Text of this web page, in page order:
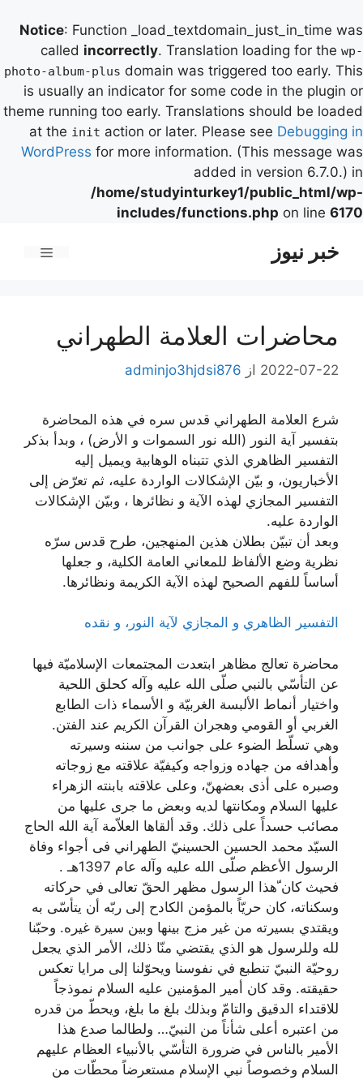
Notice: Function _load_textdomain_just_in_time was
called incorrectly. Translation loading for the wp-
photo-album-plus domain was triggered too early. This
is usually an indicator for some code in the plugin or
theme running too early. Translations should be loaded
at the init action or later. Please see Debugging in
WordPress for more information. (This message was
added in version 6.7.0.) in
/home/studyinturkey1/public_html/wp-
includes/functions.php on line 6170
خبر نیوز
محاضرات العلامة الطهراني
2022-07-22 از adminjo3hjdsi876
شرع العلامة الطهراني قدس سره في هذه المحاضرة
بتفسير آية النور (الله نور السموات و الأرض) ، وبدأ بذكر
التفسير الظاهري الذي تتبناه الوهابية ويميل إليه
الأخباريون، و بيّن الإشكالات الواردة عليه، ثم تعرّض إلى
التفسير المجازي لهذه الآية و نظائرها ، وبيّن الإشكالات
الواردة عليه.
وبعد أن تبيّن بطلان هذين المنهجين، طرح قدس سرّه
نظرية وضع الألفاظ للمعاني العامة الكلية، و جعلها
أساساً للفهم الصحيح لهذه الآية الكريمة ونظائرها.
التفسير الظاهري و المجازي لآية النور، و نقده
محاضرة تعالج مظاهر ابتعدت المجتمعات الإسلاميّة فيها
عن التأسّي بالنبي صلّى الله عليه وآله كحلق اللحية
واختيار أنماط الألبسة الغربيّة و الأسماء ذات الطابع
الغربي أو القومي وهجران القرآن الكريم عند الفتن.
وهي تسلّط الضوء على جوانب من سننه وسيرته
وأهدافه من جهاده وزواجه وكيفيّة علاقته مع زوجاته
وصبره على أذى بعضهنّ، وعلى علاقته بابنته الزهراء
عليها السلام ومكانتها لديه وبعض ما جرى عليها من
مصائب حسداً على ذلك. وقد ألقاها العلاّمة آية الله الحاج
السيّد محمد الحسين الحسينيّ الطهراني فی أجواء وفاة
الرسول الأعظم صلّى الله عليه وآله عام 1397هـ .
فحيث كان ّهذا الرسول مظهر الحقّ تعالى في حركاته
وسكناته، كان حريّاً بالمؤمن الكادح إلى ربّه أن يتأسّى به
ويقتدي بسيرته من غير مزج بينها وبين سيرة غيره. وحبّنا
لله وللرسول هو الذي يقتضي منّا ذلك، الأمر الذي يجعل
روحيّة النبيّ تنطبع في نفوسنا ويحوّلنا إلى مرايا تعكس
حقيقته. وقد كان أمير المؤمنين عليه السلام نموذجاً
للاقتداء الدقيق والتامّ وبذلك بلغ ما بلغ، ويحطّ من قدره
من اعتبره أعلى شأناً من النبيّ… ولطالما صدع هذا
الأمير بالناس في ضرورة التأسّي بالأنبياء العظام عليهم
السلام وخصوصاً نبي الإسلام مستعرضاً محطّات من